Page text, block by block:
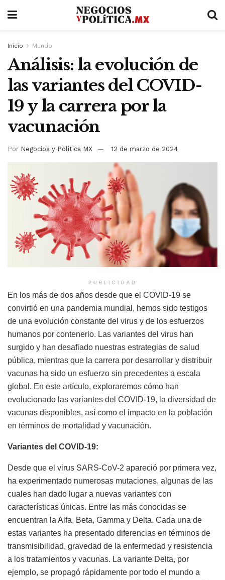
Inicio Mundo
Análisis: la evolución de
las variantes del COVID-
19 y la carrera por la
vacunación
Por Negocios y Política MX 12 de marzo de 2024
PUBLICIDAD
En los más de dos años desde que el COVID-19 se
convirtió en una pandemia mundial, hemos sido testigos
de una evolución constante del virus y de los esfuerzos
humanos por contenerlo. Las variantes del virus han
surgido y han desafiado nuestras estrategias de salud
pública, mientras que la carrera por desarrollar y distribuir
vacunas ha sido un esfuerzo sin precedentes a escala
global. En este artículo, exploraremos cómo han
evolucionado las variantes del COVID-19, la diversidad de
vacunas disponibles, así como el impacto en la población
en términos de mortalidad y vacunación.
Variantes del COVID-19:
Desde que el virus SARS-CoV-2 apareció por primera vez,
ha experimentado numerosas mutaciones, algunas de las
cuales han dado lugar a nuevas variantes con
características únicas. Entre las más conocidas se
encuentran la Alfa, Beta, Gamma y Delta. Cada una de
estas variantes ha presentado diferencias en términos de
transmisibilidad, gravedad de la enfermedad y resistencia
a los tratamientos y vacunas. La variante Delta, por
ejemplo, se propagó rápidamente por todo el mundo a